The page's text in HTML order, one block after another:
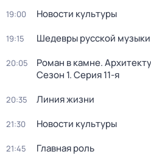
19:00 Новости культуры
19:15 Шедевры русской музыки
20:05 Роман в камне.
Сезон 1. Серия 11-я
20:35 Линия жизни
21:30 Новости культуры
21:45 Главная роль